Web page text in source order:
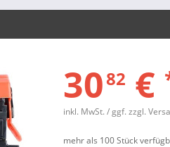
3082 €
inkl. MwSt. / ggf. zzgl.
mehr als 100 Stück